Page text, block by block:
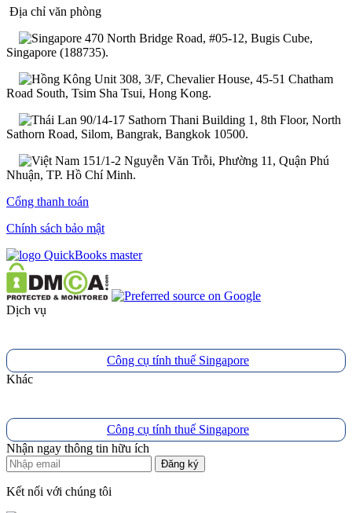
Địa chỉ văn phòng
470 North Bridge Road, #05-12, Bugis Cube,
Singapore (188735).
Unit 308, 3/F, Chevalier House, 45-51 Chatham
Road South, Tsim Sha Tsui, Hong Kong.
90/14-17 Sathorn Thani Building 1, 8th Floor, North
Sathorn Road, Silom, Bangrak, Bangkok 10500.
151/1-2 Nguyễn Văn Trỗi, Phường 11, Quận Phú
Nhuận, TP. Hồ Chí Minh.
Cổng thanh toán
Chính sách bảo mật
Dịch vụ
Công cụ tính thuế Singapore
Khác
Công cụ tính thuế Singapore
Nhận ngay thông tin hữu ích
Đăng ký
Kết nối với chúng tôi